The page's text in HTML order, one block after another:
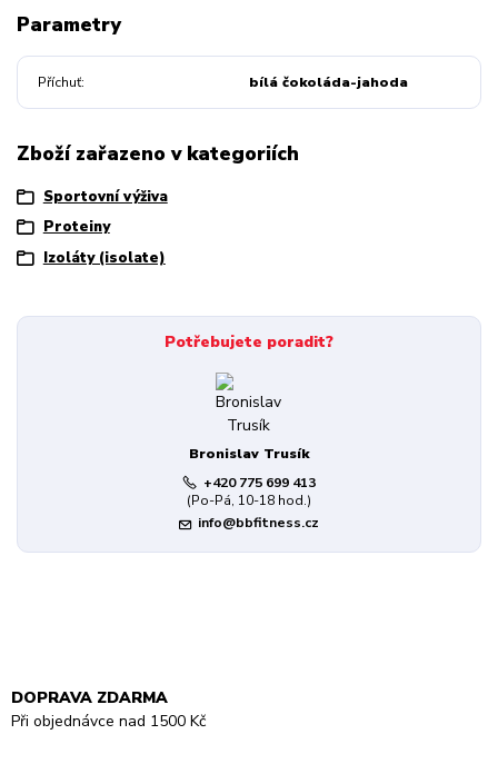
Parametry
Příchuť bílá čokoláda-jahoda
Zboží zařazeno v kategoriích
Sportovní výživa
Proteiny
Izoláty (isolate)
Potřebujete poradit?
Bronislav Trusík
+420 775 699 413
(Po-Pá, 10-18 hod.)
info@bbfitness.cz
DOPRAVA ZDARMA
Při objednávce nad 1500 Kč